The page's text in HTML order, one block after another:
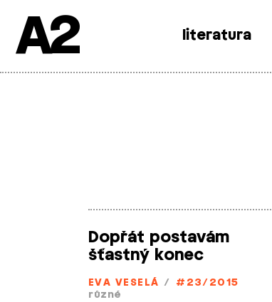
SkipA2 literatura
Dopřát postavám
šťastný konec
EVA VESELÁ /
#23/2015
různé